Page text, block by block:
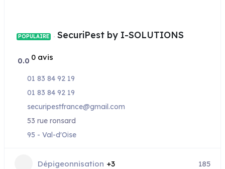
POPULAIRE SecuriPest by I-SOLUTIONS
0.0 0 avis
01 83 84 92 19
01 83 84 92 19
securipestfrance@gmail.com
53 rue ronsard
95 - Val-d'Oise
Dépigeonnisation +3 185